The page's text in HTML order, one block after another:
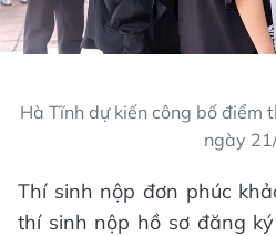
Hà Tĩnh dự kiến công bố điểm
ngày
Thí sinh nộp đơn phúc
thí sinh nộp hồ sơ đăng